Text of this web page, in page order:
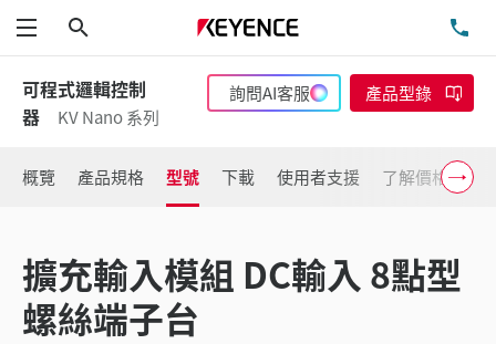
功能表
可程式邏輯控制
器
KV Nano 系列
詢問AI客服 產品型錄
概覽 產品規格 型號 下載 使用者支援 了解價格
擴充輸入模組 DC輸入 8點型
螺絲端子台